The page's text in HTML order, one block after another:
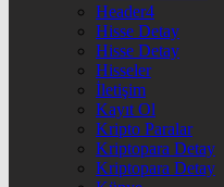
Header4
Hisse Detay
Hisse Detay
Hisseler
İletişim
Kayıt Ol
Kripto Paralar
Kriptopara Detay
Kriptopara Detay